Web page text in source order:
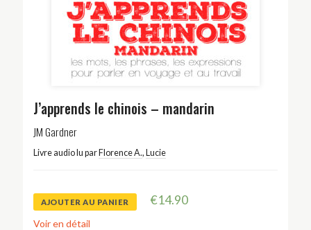
J’apprends le chinois – mandarin
JM Gardner
Livre audio lu par Florence A., Lucie
AJOUTER AU PANIER €14.90
Voir en détail